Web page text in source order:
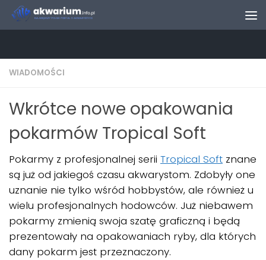
Skip to content
WIADOMOŚCI
Wkrótce nowe opakowania
pokarmów Tropical Soft
Pokarmy z profesjonalnej serii Tropical Soft znane
są już od jakiegoś czasu akwarystom. Zdobyły one
uznanie nie tylko wśród hobbystów, ale również u
wielu profesjonalnych hodowców. Już niebawem
pokarmy zmienią swoja szatę graficzną i będą
prezentowały na opakowaniach ryby, dla których
dany pokarm jest przeznaczony.